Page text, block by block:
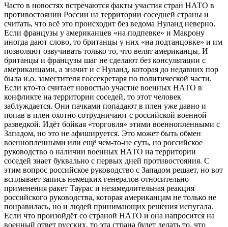
Часто в новостях встречаются факты участия стран НАТО в
противостоянии России на территории соседней страны и
считать, что всё это происходит без ведома Нуланд неверно.
Если французы у американцев «на подпевке» и Макрону
иногда дают слово, то британцы у них «на подтанцовке» и им
позволяют озвучивать только то, что велят американцы. И
британцы и французы шаг не сделают без консультации с
американцами, а значит и с Нуланд, которая до недавних пор
была и.о. заместителя госсекретаря по политической части.
Если кто-то считает новостью участие военных НАТО в
конфликте на территории соседей, то этот человек
заблуждается. Они пачками попадают в плен уже давно и
попав в плен охотно сотрудничают с российской военной
разведкой. Идёт бойкая «торговля» этими военнопленными с
Западом, но это не афишируется. Это может быть обмен
военнопленными или ещё чем-то-не суть, но российское
руководство о наличии военных НАТО на территории
соседей знает буквально с первых дней противостояния. С
этим вопрос российское руководство с Западом решает, но вот
всплывает запись немецких генералов относительно
применения ракет Таурас и незамедлительная реакция
российского руководства, которая американцам не только не
понравилась, но и людей принимающих решения испугала.
Если что произойдёт со страной НАТО и она напросится на
военный ответ русских, то эта страна будет делать то, что